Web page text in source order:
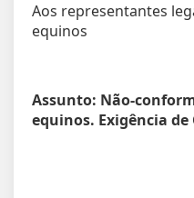
Aos representantes
equinos
Assunto: Não-
equinos. Exigência de